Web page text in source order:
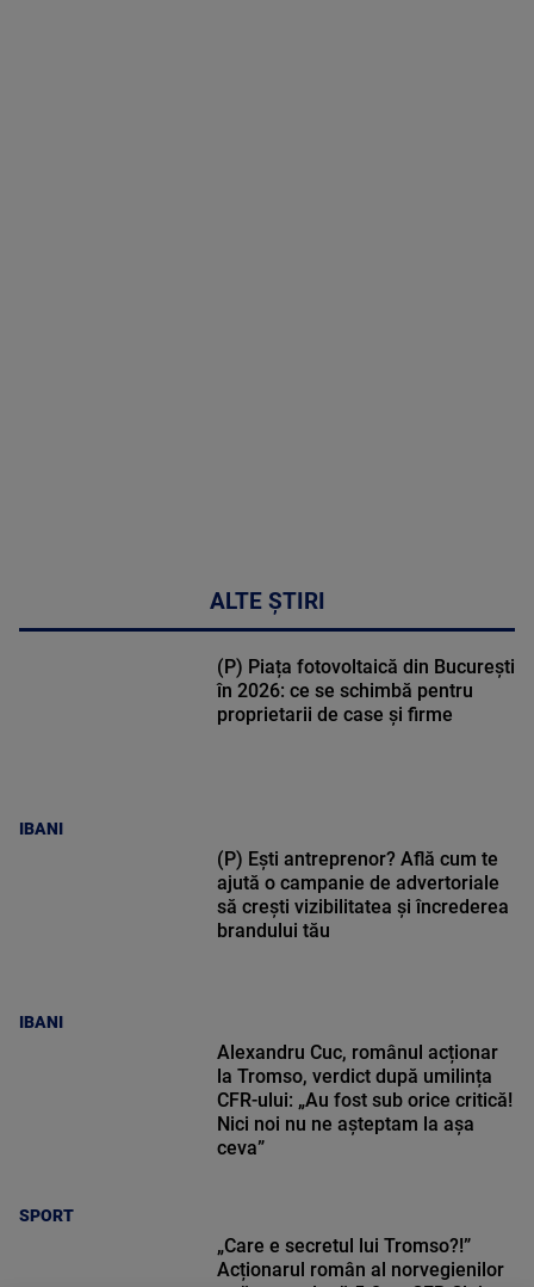
ALTE ȘTIRI
IBANI
(P) Piața fotovoltaică din București
în 2026: ce se schimbă pentru
proprietarii de case și firme
IBANI
(P) Ești antreprenor? Află cum te
ajută o campanie de advertoriale
să crești vizibilitatea și încrederea
brandului tău
SPORT
Alexandru Cuc, românul acționar
la Tromso, verdict după umilința
CFR-ului: „Au fost sub orice critică!
Nici noi nu ne așteptam la așa
ceva”
„Care e secretul lui Tromso?!”
Acționarul român al norvegienilor